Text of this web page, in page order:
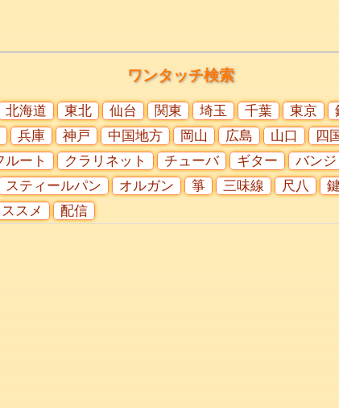
ワンタッチ検索
北海道 東北 仙台 関東 埼玉 千葉 東京
兵庫
神戸 中国地方 岡山 広島 山口 四
ルート
クラリネット チューバ ギター バン
スティールパン
オルガン 箏 三味線 尺八
スメ
配信